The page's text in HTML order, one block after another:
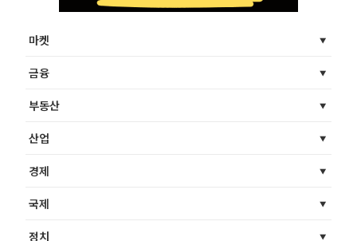
마켓
금융
부동산
산업
경제
국제
정치